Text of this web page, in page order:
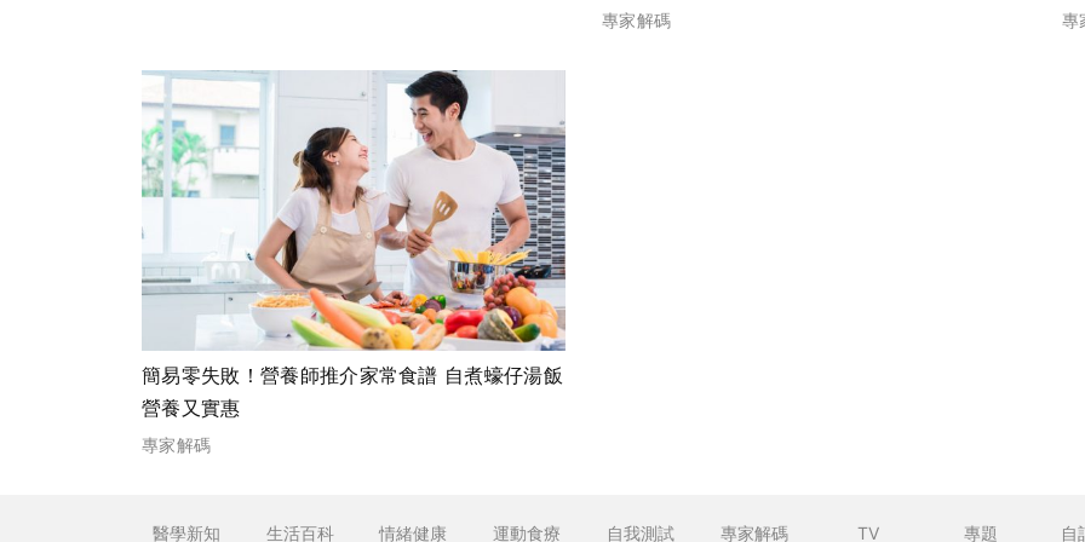
專家解碼 專
簡易零失敗！營養師推介家常食譜 自煮蠔仔湯飯
營養又實惠
專家解碼
醫學新知 生活百科 情緒健康 運動食療 自我測試 專家解碼 TV 專題 自